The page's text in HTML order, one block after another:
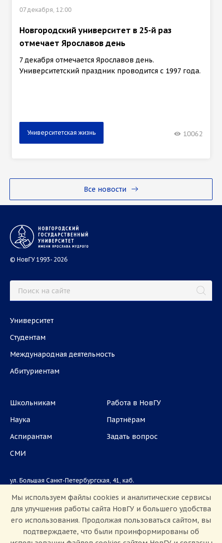
Все новости
07 декабря, 12:00
Новгородский университет в 25-й раз
отмечает Ярославов день
7 декабря отмечается Ярославов день.
Университетский праздник проводится с 1997 года.
Университетская жизнь 10062
© НовГУ 1993- 2026
Университет
Студентам
Международная деятельность
Абитуриентам
Школьникам
Наука
Аспирантам
СМИ
Работа в НовГУ
Партнёрам
Задать вопрос
ул. Большая Санкт-Петербургская, 41, каб.
Приемная комиссия: +7(8162)33-20-44
Мы используем файлы cookies и аналитические сервисы
для улучшения работы сайта НовГУ и большего удобства
его использования. Продолжая пользоваться сайтом, вы
подтверждаете, что были проинформированы об